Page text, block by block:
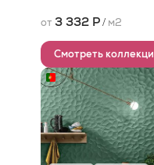
от 3 332 Р/ м2
Смотреть